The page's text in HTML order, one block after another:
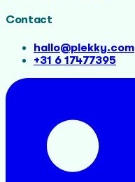
Contact
hallo@plekky.com
+31 6 17477395